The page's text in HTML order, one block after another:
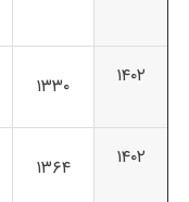
۱۴۰۲
۱۳۳۰
۱۴۰۲
۱۳۶۴